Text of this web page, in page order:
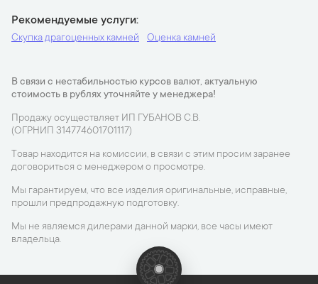
Рекомендуемые услуги
Скупка драгоценных камней Оценка камней
В связи с нестабильностью курсов валют, актуальную
стоимость в рублях уточняйте у менеджера!
Продажу осуществляет ИП ГУБАНОВ С.В.
(ОГРНИП 314774601701117)
Товар находится на комиссии, в связи с этим просим заранее
договориться с менеджером о просмотре.
Мы гарантируем, что все изделия оригинальные, исправные,
прошли предпродажную подготовку.
Мы не являемся дилерами данной марки, все часы имеют
владельца.